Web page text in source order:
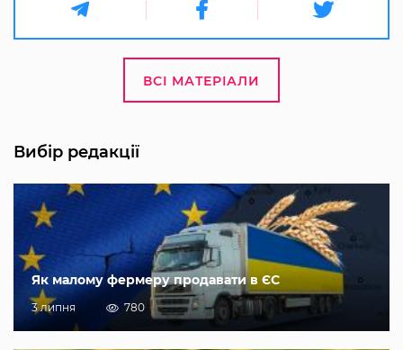
ВСІ МАТЕРІАЛИ
Вибір редакції
Як малому фермеру продавати в ЄС
3 липня 780